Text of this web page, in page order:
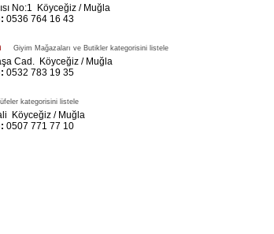
No:1 Köyceğiz / Muğla
0536 764 16 43
Giyim Mağazaları ve Butikler kategorisini listele
Cad. Köyceğiz / Muğla
0532 783 19 35
kategorisini listele
Köyceğiz / Muğla
0507 771 77 10